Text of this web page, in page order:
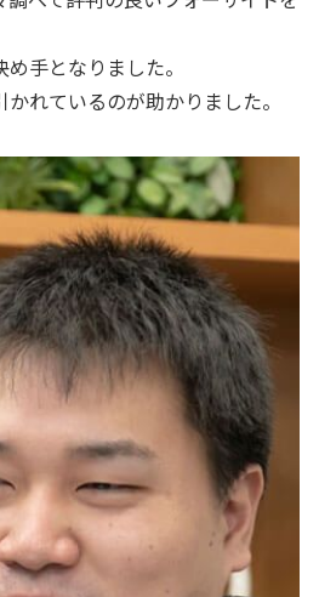
手となりました。
れているのが助かりました。